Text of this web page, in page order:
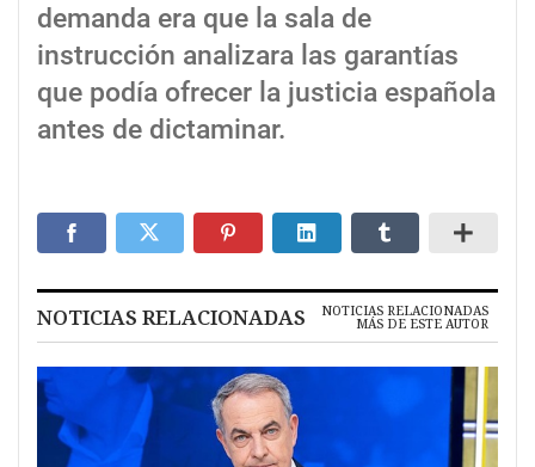
demanda era que la sala de
instrucción analizara las garantías
que podía ofrecer la justicia española
antes de dictaminar.
NOTICIAS RELACIONADAS NOTICIAS RELACIONADAS
MÁS DE ESTE AUTOR